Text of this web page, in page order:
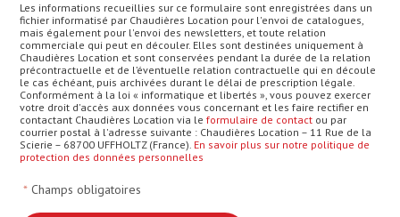
Les informations recueillies sur ce formulaire sont enregistrées dans un
fichier informatisé par Chaudières Location pour l'envoi de catalogues,
mais également pour l'envoi des newsletters, et toute relation
commerciale qui peut en découler. Elles sont destinées uniquement à
Chaudières Location et sont conservées pendant la durée de la relation
précontractuelle et de l’éventuelle relation contractuelle qui en découle
le cas échéant, puis archivées durant le délai de prescription légale.
Conformément à la loi « informatique et libertés », vous pouvez exercer
votre droit d'accès aux données vous concernant et les faire rectifier en
contactant Chaudières Location via le formulaire de contact ou par
courrier postal à l'adresse suivante : Chaudières Location – 11 Rue de la
Scierie – 68700 UFFHOLTZ (France). En savoir plus sur notre politique de
protection des données personnelles
* Champs obligatoires